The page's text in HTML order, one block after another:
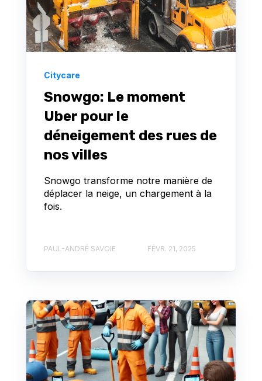
Citycare
Snowgo: Le moment
Uber pour le
déneigement des rues de
nos villes
Snowgo transforme notre manière de
déplacer la neige, un chargement à la
fois.
PAUL-ANDRÉ SAVOIE FÉVR. 21, 2025